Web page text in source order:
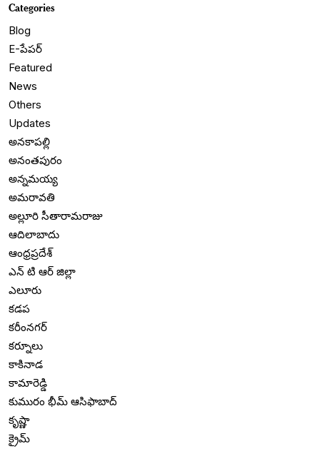
Categories
Blog
E-పేపర్
Featured
News
Others
Updates
అనకాపల్లి
అనంతపురం
అన్నమయ్య
అమరావతి
అల్లూరి సీతారామరాజు
ఆదిలాబాదు
ఆంధ్రప్రదేశ్
ఎన్ టి ఆర్ జిల్లా
ఎలూరు
కడప
కరీంనగర్
కర్నూలు
కాకినాడ
కామారెడ్డి
కుమురం భీమ్ ఆసిఫాబాద్
కృష్ణా
క్రైమ్